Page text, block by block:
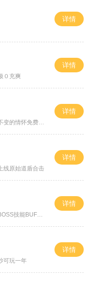
详情
０充爽
详情
的情怀免费绿色
详情
线原始道盾合击
详情
技能BUFF铭文B
详情
可玩一年
详情